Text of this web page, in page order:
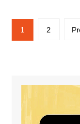
Paginação
de
1 2